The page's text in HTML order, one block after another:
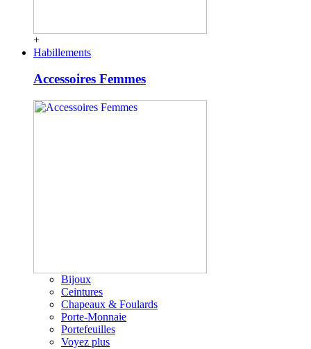
+
Habillements
Accessoires Femmes
Bijoux
Ceintures
Chapeaux & Foulards
Porte-Monnaie
Portefeuilles
Voyez plus